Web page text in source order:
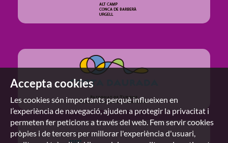
Accepta cookies
Les cookies són importants perquè influeixen en
l’experiència de navegació, ajuden a protegir la privacitat i
permeten fer peticions a través del web. Fem servir cookies
pròpies i de tercers per millorar l'experiència d'usuari,